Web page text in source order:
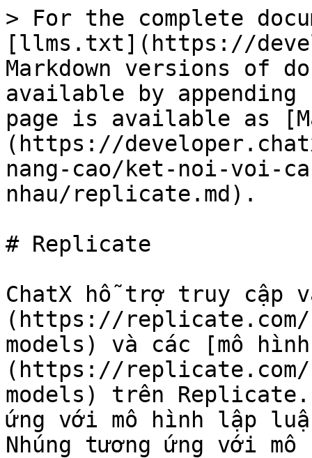
> For the complete
[llms.txt](https://
Markdown versions of
available by
page is available as
(https://
nang-cao/ket-noi-voi-
nhau/replicate.md).
# Replicate
ChatX hỗ trợ truy cập
(https://
models) và các [mô
(https://replicate.com/
models) trên Replicate.
ứng với mô hình lập
Nhúng tương ứng với